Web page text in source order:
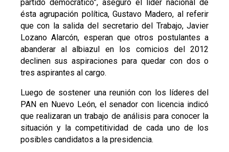
partido democrático”, aseguró el líder nacional de
ésta agrupación política, Gustavo Madero, al referir
que con la salida del secretario del Trabajo, Javier
Lozano Alarcón, esperan que otros postulantes a
abanderar al albiazul en los comicios del 2012
declinen sus aspiraciones para quedar con dos o
tres aspirantes al cargo.
Luego de sostener una reunión con los líderes del
PAN en Nuevo León, el senador con licencia indicó
que realizaran un trabajo de análisis para conocer la
situación y la competitividad de cada uno de los
posibles candidatos a la presidencia.